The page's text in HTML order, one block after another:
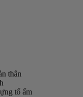
thân
tổ ấm